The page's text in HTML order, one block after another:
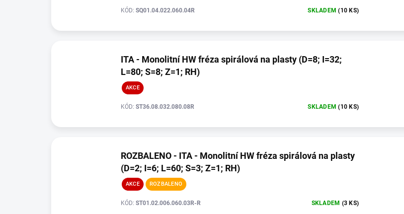
SKLADEM(10 KS)
KÓD: SQ01.04.022.060.04R
ITA - Monolitní HW fréza spirálová na plasty (D=8; I=32;
L=80; S=8; Z=1; RH)
AKCE
SKLADEM(10 KS)
KÓD: ST36.08.032.080.08R
ROZBALENO - ITA - Monolitní HW fréza spirálová na plasty
(D=2; I=6; L=60; S=3; Z=1; RH)
AKCE ROZBALENO
SKLADEM (3 KS)
KÓD: ST01.02.006.060.03R-R